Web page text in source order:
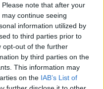
note that after your
continue seeing
information utilized by
to third parties prior to
opt-out of the further
by third parties on the
This information may
on the IAB’s List of
mint valaha. Ez az
szempontból,
akar. Szinte csak
élni a nehézségeket,
bíznak meg
magányban élnek. Így
még inkább